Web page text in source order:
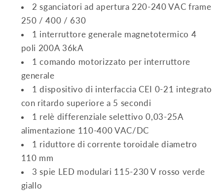
2 sganciatori ad apertura 220-240 VAC frame
250 / 400 / 630
1 interruttore generale magnetotermico 4
poli 200A 36kA
1 comando motorizzato per interruttore
generale
1 dispositivo di interfaccia CEI 0-21 integrato
con ritardo superiore a 5 secondi
1 relè differenziale selettivo 0,03-25A
alimentazione 110-400 VAC/DC
1 riduttore di corrente toroidale diametro
110 mm
3 spie LED modulari 115-230 V rosso verde
giallo